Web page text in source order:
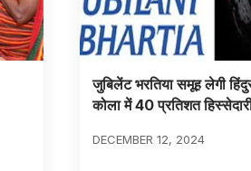
जुबिलेंट भरतिया समूह लेगी
कोला में 40 प्रतिशत
DECEMBER 12, 2024